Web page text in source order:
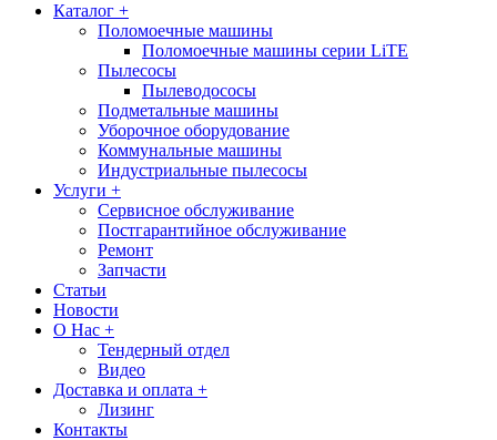
Каталог +
Поломоечные машины
Поломоечные машины серии LiTE
Пылесосы
Пылеводососы
Подметальные машины
Уборочное оборудование
Коммунальные машины
Индустриальные пылесосы
Услуги +
Сервисное обслуживание
Постгарантийное обслуживание
Ремонт
Запчасти
Статьи
Новости
О Нас +
Тендерный отдел
Видео
Доставка и оплата +
Лизинг
Контакты